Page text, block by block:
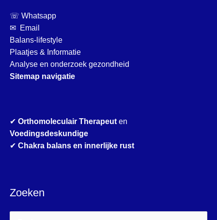
☏ Whatsapp
✉ Email
Balans-lifestyle
Plaatjes & Informatie
Analyse en onderzoek gezondheid
Sitemap navigatie
✔ Orthomoleculair Therapeuten
Voedingsdeskundige
✔ Chakra balans en innerlijke rust
Zoeken